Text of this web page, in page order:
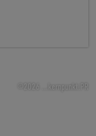
©2026 ...kernpunkt.PR